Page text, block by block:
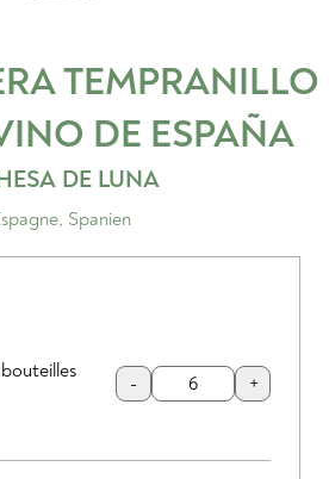
TEMPRANILLO
DE ESPAÑA
DE LUNA
, Spanien
- +